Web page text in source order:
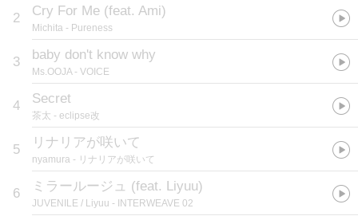
2 Cry For Me (feat. Ami)
Michita - Pureness
3 baby don't know why
Ms.OOJA- VOICE
4 Secret
茶太 - eclipse改
5 リナリアが咲いて
nyamura - リナリアが咲いて
6 ミラールージュ (feat. Liyuu)
JUVENILE / Liyuu - INTERWEAVE 02